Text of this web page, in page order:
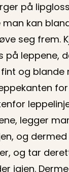
på
kan
seg frem.
på leppene,
og blande
legger
og
og tar
igjen.